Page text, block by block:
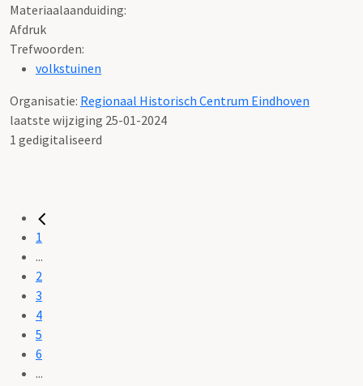
Materiaalaanduiding:
Afdruk
Trefwoorden:
volkstuinen
Organisatie: Regionaal Historisch Centrum Eindhoven
laatste wijziging 25-01-2024
1 gedigitaliseerd
1
...
2
3
4
5
6
...